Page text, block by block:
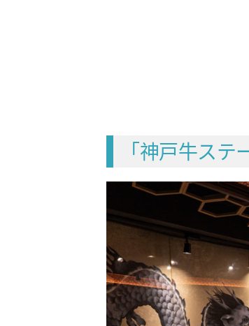
「神戸牛ス